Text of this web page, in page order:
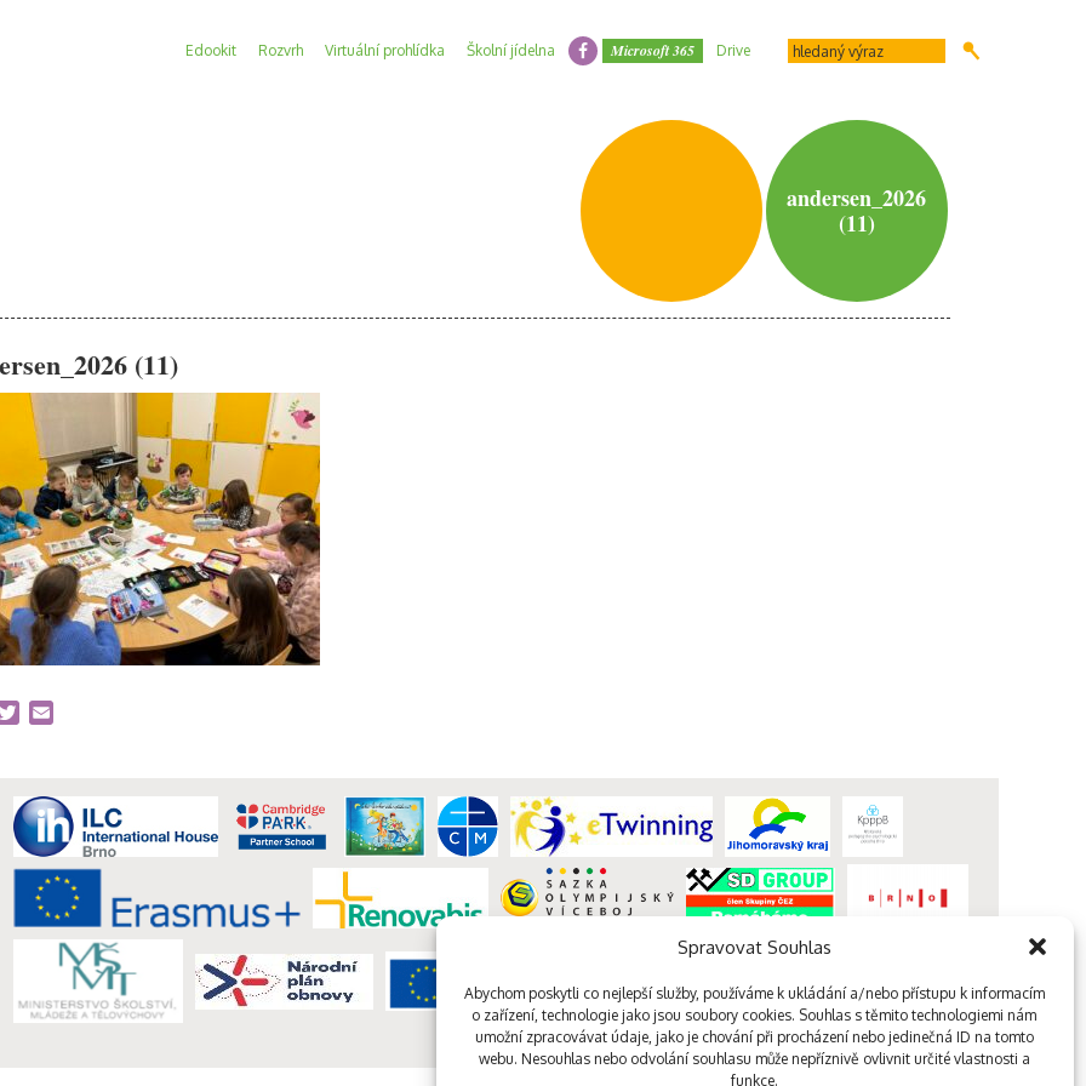
Spravovat Souhlas
Abychom poskytli co nejlepší služby, používáme k ukládání a/nebo přístupu k informacím
o zařízení, technologie jako jsou soubory cookies. Souhlas s těmito technologiemi nám
umožní zpracovávat údaje, jako je chování při procházení nebo jedinečná ID na tomto
webu. Nesouhlas nebo odvolání souhlasu může nepříznivě ovlivnit určité vlastnosti a
funkce.
Edookit Rozvrh Virtuální prohlídka Školní jídelna Microsoft 365 Drive
andersen_2026
(11)
(11)
Twitter
webdesign kutululu